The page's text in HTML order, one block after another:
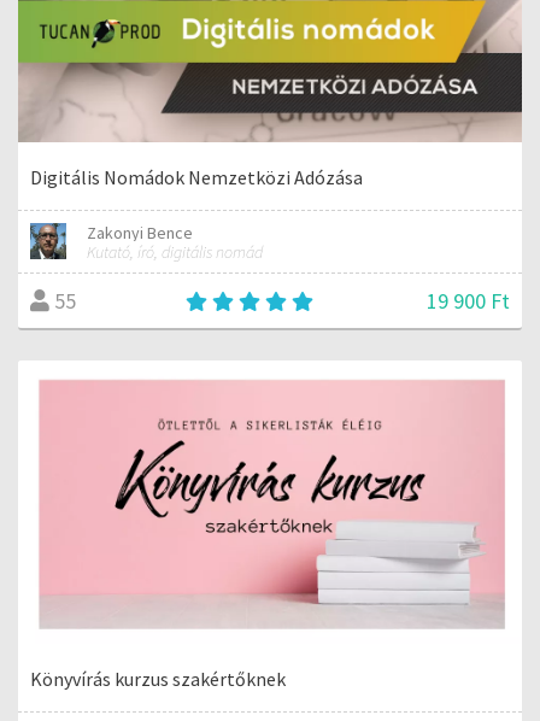
Digitális Nomádok Nemzetközi Adózása
Zakonyi Bence
Kutató, író, digitális nomád
55 19 900 Ft
Könyvírás kurzus szakértőknek